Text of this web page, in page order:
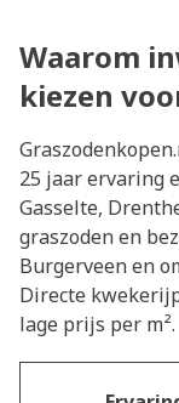
Waarom
kiezen
25 jaar ervaring
Gasselte,
graszoden en
Burgerveen en
Directe
lage prijs per m².